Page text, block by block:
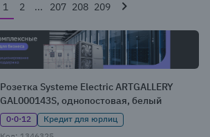
1 2 ... 207 208 209
Розетка Systeme Electric ARTGALLERY
GAL000143S, однопостовая, белый
0·0·12
Кредит для юрлиц